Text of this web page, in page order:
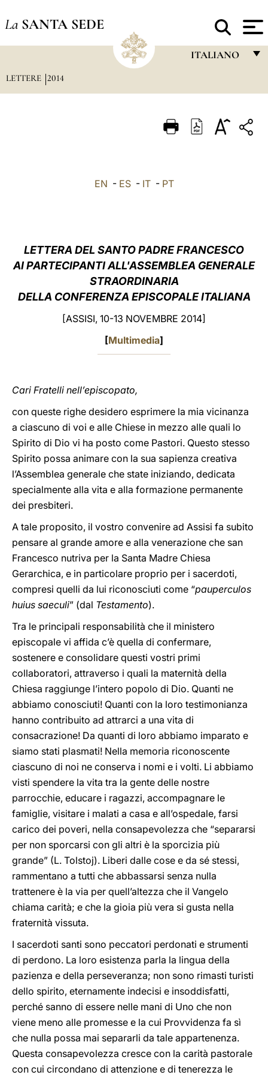
La SANTA SEDE
ITALIANO
ITALIANO
中文
LETTERE 2014
EN - ES- IT- PT
LETTERA DEL SANTO PADRE FRANCESCO
AI PARTECIPANTI ALL'ASSEMBLEA GENERALE
STRAORDINARIA
DELLA CONFERENZA EPISCOPALE ITALIANA
[ASSISI, 10-13 NOVEMBRE 2014]
[Multimedia]
Cari Fratelli nell’episcopato,
con queste righe desidero esprimere la mia vicinanza
a ciascuno di voi e alle Chiese in mezzo alle quali lo
Spirito di Dio vi ha posto come Pastori. Questo stesso
Spirito possa animare con la sua sapienza creativa
l’Assemblea generale che state iniziando, dedicata
specialmente alla vita e alla formazione permanente
dei presbiteri.
A tale proposito, il vostro convenire ad Assisi fa subito
pensare al grande amore e alla venerazione che san
Francesco nutriva per la Santa Madre Chiesa
Gerarchica, e in particolare proprio per i sacerdoti,
compresi quelli da lui riconosciuti come “pauperculos
huius saeculi” (dal Testamento).
Tra le principali responsabilità che il ministero
episcopale vi affida c’è quella di confermare,
sostenere e consolidare questi vostri primi
collaboratori, attraverso i quali la maternità della
Chiesa raggiunge l’intero popolo di Dio. Quanti ne
abbiamo conosciuti! Quanti con la loro testimonianza
hanno contribuito ad attrarci a una vita di
consacrazione! Da quanti di loro abbiamo imparato e
siamo stati plasmati! Nella memoria riconoscente
ciascuno di noi ne conserva i nomi e i volti. Li abbiamo
visti spendere la vita tra la gente delle nostre
parrocchie, educare i ragazzi, accompagnare le
famiglie, visitare i malati a casa e all’ospedale, farsi
carico dei poveri, nella consapevolezza che “separarsi
per non sporcarsi con gli altri è la sporcizia più
grande” (L. Tolstoj). Liberi dalle cose e da sé stessi,
rammentano a tutti che abbassarsi senza nulla
trattenere è la via per quell’altezza che il Vangelo
chiama carità; e che la gioia più vera si gusta nella
fraternità vissuta.
I sacerdoti santi sono peccatori perdonati e strumenti
di perdono. La loro esistenza parla la lingua della
pazienza e della perseveranza; non sono rimasti turisti
dello spirito, eternamente indecisi e insoddisfatti,
perché sanno di essere nelle mani di Uno che non
viene meno alle promesse e la cui Provvidenza fa sì
che nulla possa mai separarli da tale appartenenza.
Questa consapevolezza cresce con la carità pastorale
con cui circondano di attenzione e di tenerezza le